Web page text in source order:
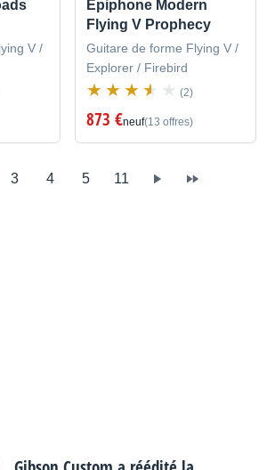
V /
Epiphone Modern
Flying V Prophecy
Guitare de forme Flying V /
Explorer / Firebird
(2)
873 €neuf(13 offres)
3 4 5 11